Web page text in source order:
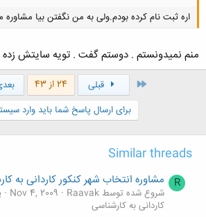
اره ثبت نام کرده بودم.ولی به من نگفتن بیا مشاوره
کلیک کنید تا باز شود...
منم نمیدونستم . دوستم گفت . تویه سایتش زده
اول قبلی 24 از 43
برای ارسال پاسخ شما باید وارد
Similar threads
R مشاوره انتخاب شهر کنکور کاردانی به
شروع شده توسط Raavak Nov 4, 2009
کاردانی به کارشناسی